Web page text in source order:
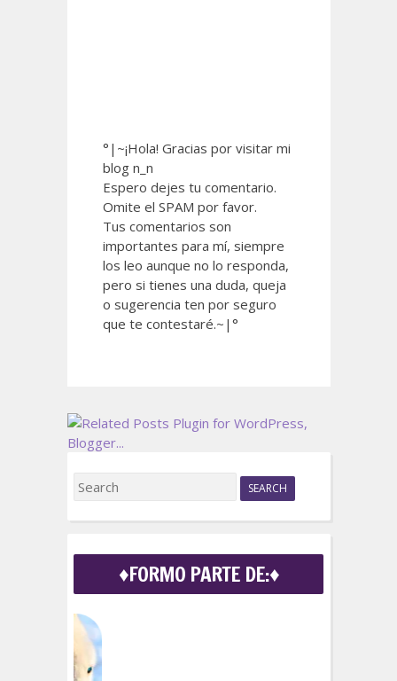
°|~¡Hola! Gracias por visitar mi
blog n_n
Espero dejes tu comentario.
Omite el SPAM por favor.
Tus comentarios son
importantes para mí, siempre
los leo aunque no lo responda,
pero si tienes una duda, queja
o sugerencia ten por seguro
que te contestaré.~|°
S
e
a
c
f
o
:
♦FORMO PARTE DE:♦